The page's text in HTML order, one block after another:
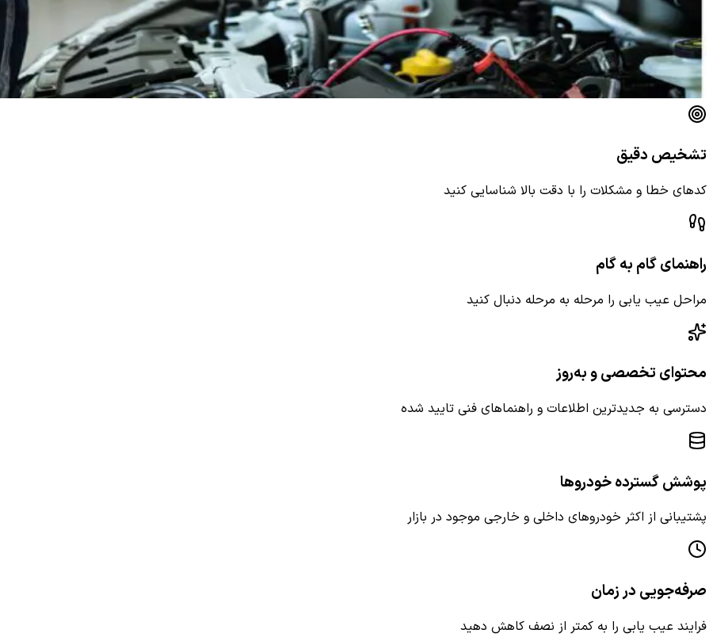
تشخیص دقیق
کدهای خطا و مشکلات را با دقت بالا شناسایی کنید
راهنمای گام به گام
مراحل عیب یابی را مرحله به مرحله دنبال کنید
محتوای تخصصی و به‌روز
دسترسی به جدیدترین اطلاعات و راهنماهای فنی تایید شده
پوشش گسترده خودروها
پشتیبانی از اکثر خودروهای داخلی و خارجی موجود در بازار
صرفه‌جویی در زمان
فرایند عیب یابی را به کمتر از نصف کاهش دهید